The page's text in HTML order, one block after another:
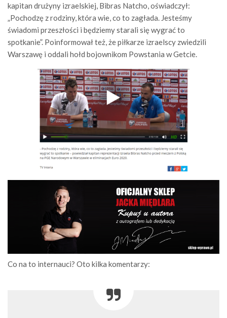
kapitan drużyny izraelskiej, Bibras Natcho, oświadczył:
„Pochodzę z rodziny, która wie, co to zagłada. Jesteśmy
świadomi przeszłości i będziemy starali się wygrać to
spotkanie”. Poinformował też, że piłkarze izraelscy zwiedzili
Warszawę i oddali hołd bojownikom Powstania w Getcie.
Co na to internauci? Oto kilka komentarzy: